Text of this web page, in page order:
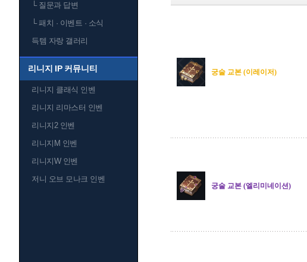
└질문과 답변
└패치 · 이벤트 · 소식
득템 자랑 갤러리
리니지 IP 커뮤니티
리니지 클래식 인벤
리니지 리마스터 인벤
리니지2 인벤
리니지M 인벤
리니지W 인벤
저니 오브 모나크 인벤
궁술 교본 (이레이저)
궁술 교본 (엘리미네이션)